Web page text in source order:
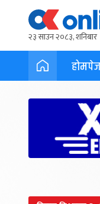
२३ साउन २०८३, शनिबार
होमपेज